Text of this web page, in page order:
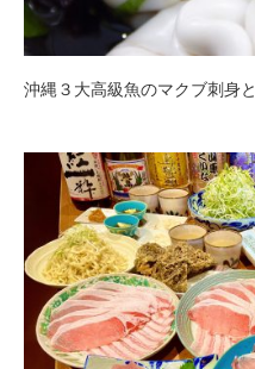
沖縄３大高級魚のマクブ刺身